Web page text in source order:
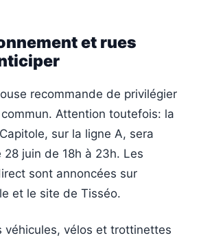
et rues
recommande de privilégier
Attention toutefois: la
sur la ligne A, sera
juin de 18h à 23h. Les
sont annoncées sur
et le site de Tisséo.
véhicules, vélos et trottinettes